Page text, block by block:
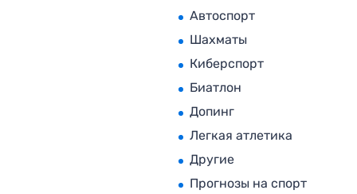
Автоспорт
Шахматы
Киберспорт
Биатлон
Допинг
Легкая атлетика
Другие
Прогнозы на спорт